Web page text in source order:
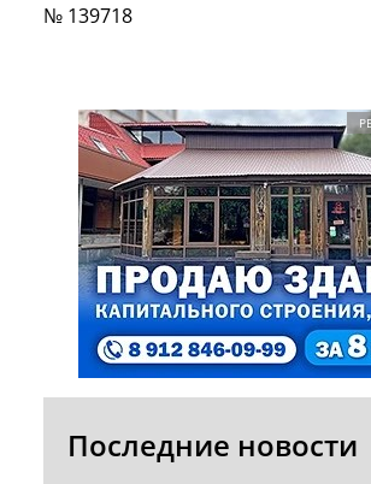
№ 139718
Последние новости